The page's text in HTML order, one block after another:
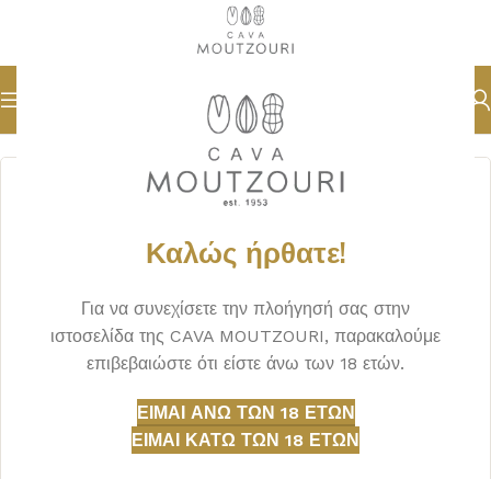
Καλώς ήρθατε!
Για να συνεχίσετε την πλοήγησή σας στην
ιστοσελίδα της CAVA MOUTZOURI, παρακαλούμε
επιβεβαιώστε ότι είστε άνω των 18 ετών.
ΕΊΜΑΙ ΆΝΩ ΤΩΝ 18 ΕΤΏΝ
ΕΊΜΑΙ ΚΆΤΩ ΤΩΝ 18 ΕΤΏΝ
Αρχική σελίδα ΛΕΥΚΟΣ